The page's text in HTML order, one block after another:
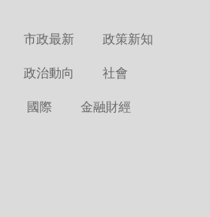
市政最新 政策新知
政治動向 社會
國際 金融財經